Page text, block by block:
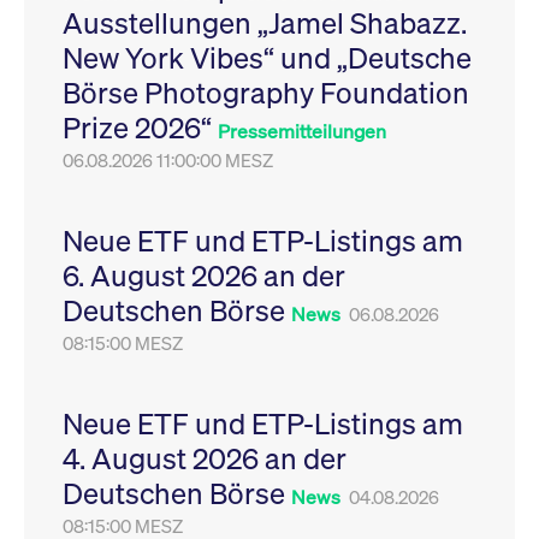
Ausstellungen „Jamel Shabazz.
New York Vibes“ und „Deutsche
Börse Photography Foundation
Prize 2026“ Pressemitteilungen
06.08.2026 11:00:00 MESZ
Neue ETF und ETP-Listings am
6. August 2026 an der
Deutschen Börse News 06.08.2026
08:15:00 MESZ
Neue ETF und ETP-Listings am
4. August 2026 an der
Deutschen Börse News 04.08.2026
08:15:00 MESZ
Leistung der Website
zu messen. Es handelt
sich um ein Muster-
Cookie, bei dem auf
das Präfix _pk_ses
eine kurze Reihe von
VISITOR_PRIVACY_METADATA
YouTube
.youtube.com
6
Monate
Dieses Cookie dient
Speicherung der
Einwilligungs- und
des Nutzers für ihre
Interaktion mit der
Sitzungen geehrt